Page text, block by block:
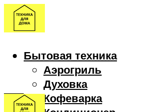
Бытовая техника
Аэрогриль
Духовка
Кофеварка